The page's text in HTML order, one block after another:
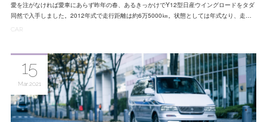
愛を注がなければ愛車にあらず昨年の春、あるきっかけでY12型日産ウイングロードをタダ
同然で入手しました。2012年式で走行距離は約6万5000㎞。状態としては年式なり、走…
CAR
15
Mar 2021